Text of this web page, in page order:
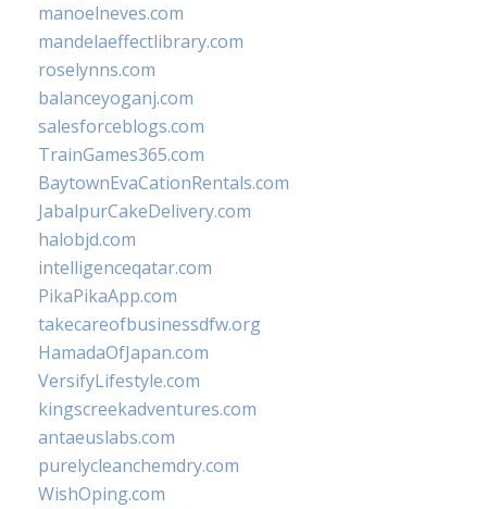
manoelneves.com
mandelaeffectlibrary.com
roselynns.com
balanceyoganj.com
salesforceblogs.com
TrainGames365.com
BaytownEvaCationRentals.com
JabalpurCakeDelivery.com
halobjd.com
intelligenceqatar.com
PikaPikaApp.com
takecareofbusinessdfw.org
HamadaOfJapan.com
VersifyLifestyle.com
kingscreekadventures.com
antaeuslabs.com
purelycleanchemdry.com
WishOping.com